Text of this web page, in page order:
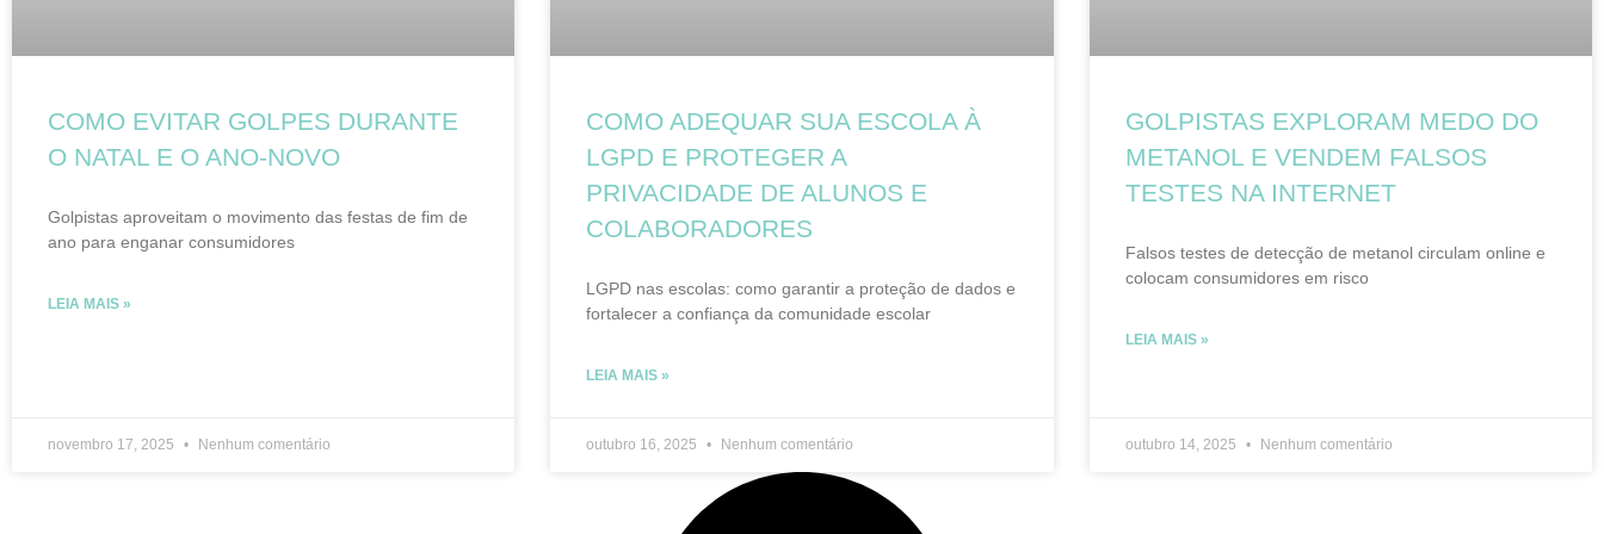
COMO EVITAR GOLPES DURANTE
O NATAL E O ANO-NOVO
Golpistas aproveitam o movimento das festas de fim de
ano para enganar consumidores
LEIA MAIS »
novembro 17, 2025 Nenhum comentário
COMO ADEQUAR SUA ESCOLA À
LGPD E PROTEGER A
PRIVACIDADE DE ALUNOS E
COLABORADORES
LGPD nas escolas: como garantir a proteção de dados e
fortalecer a confiança da comunidade escolar
LEIA MAIS »
outubro 16, 2025 Nenhum comentário
GOLPISTAS EXPLORAM MEDO DO
METANOL E VENDEM FALSOS
TESTES NA INTERNET
Falsos testes de detecção de metanol circulam online e
colocam consumidores em risco
LEIA MAIS »
outubro 14, 2025 Nenhum comentário